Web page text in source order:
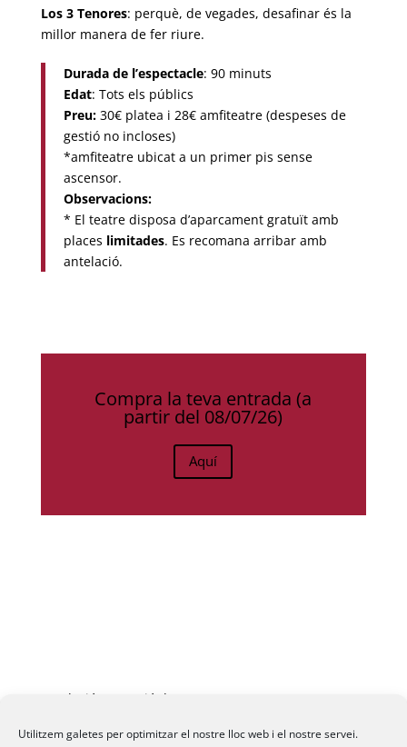
Utilitzem galetes per optimitzar el nostre lloc web i el nostre servei.
Los 3 Tenores: perquè, de vegades, desafinar és la
millor manera de fer riure.
Durada de l’espectacle: 90 minuts
Edat: Tots els públics
Preu:30€ platea i 28€ amfiteatre (despeses de
gestió no incloses)
*amfiteatre ubicat a un primer pis sense
ascensor.
Observacions:
* El teatre disposa d’aparcament gratuït amb
places limitades. Es recomana arribar amb
antelació.
Compra la teva entrada (a
partir del 08/07/26)
Aquí
Fundació La Passió d’Esparreguera, 2026